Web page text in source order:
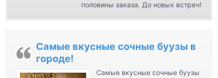
половины заказа. До новых встреч!
Самые вкусные сочные буузы в
городе!
Самые вкусные сочные буузы